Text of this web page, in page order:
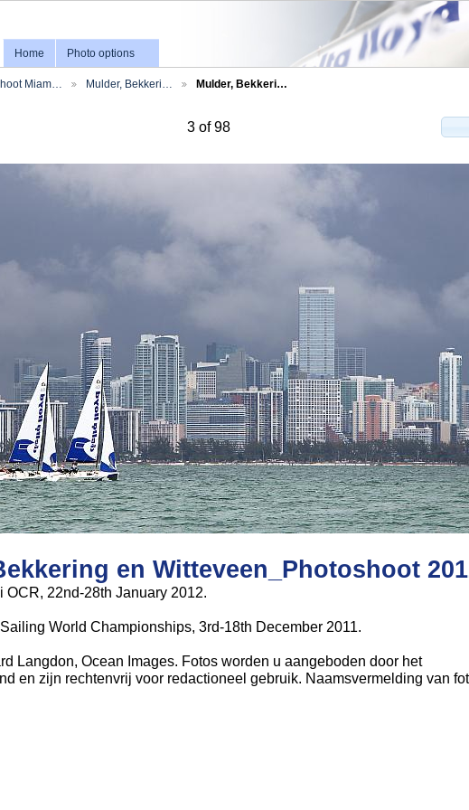
Home Photo options
Miam… Mulder, Bekkeri… Mulder, Bekkeri…
3 of 98
en Witteveen_Photoshoot
OCR, 22nd-28th January 2012.
World Championships, 3rd-18th December 2011.
Langdon, Ocean Images. Fotos worden u aangeboden door het
en zijn rechtenvrij voor redactioneel gebruik. Naamsvermelding van